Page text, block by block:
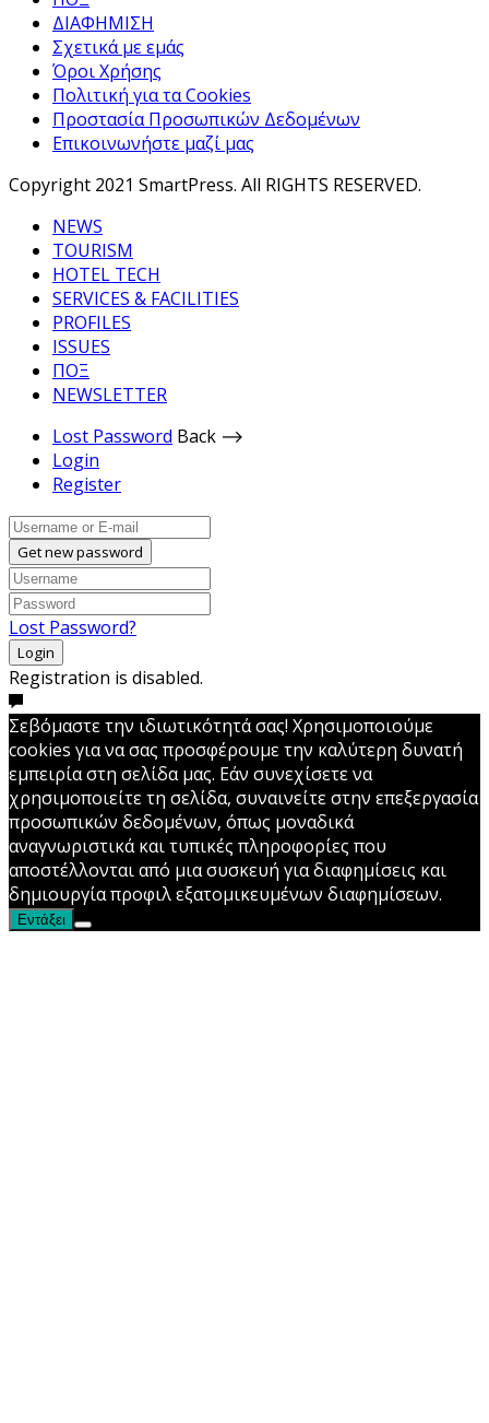
ΔΙΑΦΗΜΙΣΗ
Σχετικά με εμάς
Όροι Χρήσης
Πολιτική για τα Cookies
Προστασία Προσωπικών Δεδομένων
Επικοινωνήστε μαζί μας
Copyright 2021 SmartPress. All RIGHTS RESERVED.
NEWS
TOURISM
HOTEL TECH
SERVICES & FACILITIES
PROFILES
ISSUES
ΠΟΞ
NEWSLETTER
Lost Password Back ⟶
Login
Register
Get new password
Lost Password?
Login
Registration is disabled.
Σεβόμαστε την ιδιωτικότητά σας! Χρησιμοποιούμε
cookies για να σας προσφέρουμε την καλύτερη δυνατή
εμπειρία στη σελίδα μας. Εάν συνεχίσετε να
χρησιμοποιείτε τη σελίδα, συναινείτε στην επεξεργασία
προσωπικών δεδομένων, όπως μοναδικά
αναγνωριστικά και τυπικές πληροφορίες που
αποστέλλονται από μια συσκευή για διαφημίσεις και
δημιουργία προφιλ εξατομικευμένων διαφημίσεων.
Εντάξει